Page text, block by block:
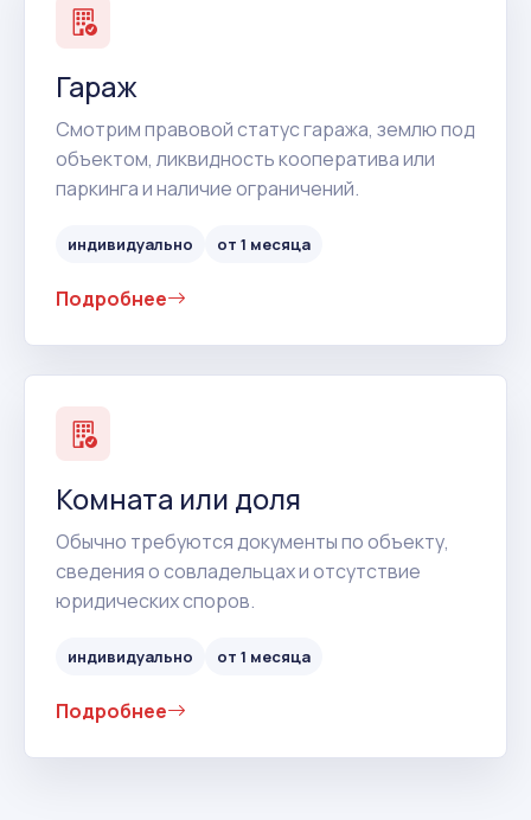
Гараж
Смотрим правовой статус гаража, землю под
объектом, ликвидность кооператива или
паркинга и наличие ограничений.
индивидуально от 1 месяца
Подробнее
Комната или доля
Обычно требуются документы по объекту,
сведения о совладельцах и отсутствие
юридических споров.
индивидуально от 1 месяца
Подробнее